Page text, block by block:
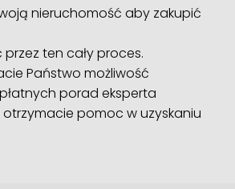
nieruchomość aby zakupić
ten cały proces.
Państwo możliwość
porad eksperta
pomoc w uzyskaniu